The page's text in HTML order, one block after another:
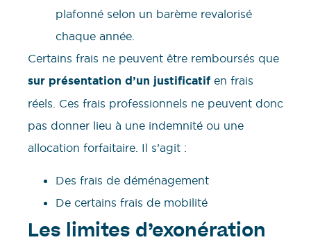
plafonné selon un barème revalorisé
chaque année.
Certains frais ne peuvent être remboursés que
sur présentation d’un justificatif en frais
réels. Ces frais professionnels ne peuvent donc
pas donner lieu à une indemnité ou une
allocation forfaitaire. Il s’agit :
Des frais de déménagement
De certains frais de mobilité
Les limites d’exonération